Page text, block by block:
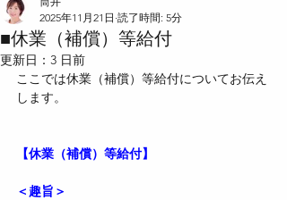
■休業（補償）等給付
2025年11月21日 読了時間: 5分
更新日： 3 日前
ここでは休業（補償）等給付についてお伝え
します。
【休業（補償）等給付】
＜趣旨＞